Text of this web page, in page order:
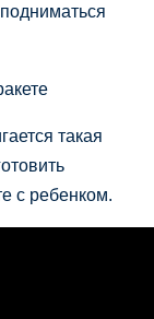
такая
с ребенком.